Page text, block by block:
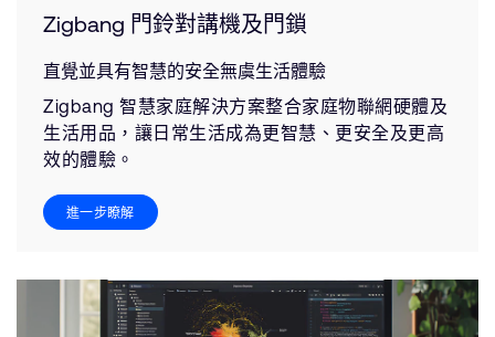
Zigbang 門鈴對講機及門鎖
直覺並具有智慧的安全無虞生活體驗
Zigbang 智慧家庭解決方案整合家庭物聯網硬體及
生活用品，讓日常生活成為更智慧、更安全及更高
效的體驗。
進一步瞭解